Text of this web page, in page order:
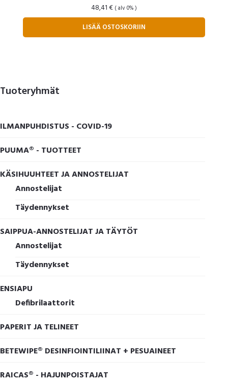
48,41€ ( alv 0% )
LISÄÄ OSTOSKORIIN
Ensisijainen
Tuoteryhmät
ILMANPUHDISTUS - COVID-19
PUUMA® - TUOTTEET
KÄSIHUUHTEET JA ANNOSTELIJAT
Annostelijat
Täydennykset
SAIPPUA-ANNOSTELIJAT JA TÄYTÖT
Annostelijat
Täydennykset
ENSIAPU
Defibrilaattorit
PAPERIT JA TELINEET
BETEWIPE® DESINFIOINTILIINAT + PESUAINEET
RAICAS® - HAJUNPOISTAJAT